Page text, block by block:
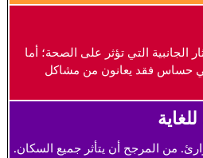
الجانبية التي تؤثر على الصحة؛ أما
حساس فقد يعانون من مشاكل
من المرجح أن يتأثر جميع السكان.